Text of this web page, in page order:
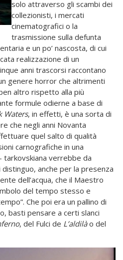
solo attraverso gli scambi dei
collezionisti, i mercati
cinematografici o la
trasmissione sulla defunta
e un po’ nascosta, di cui
realizzazione di un
anni trascorsi raccontano
genere horror che altrimenti
altro rispetto alla più
formule odierne a base di
Waters, in effetti, è una sorta di
che negli anni Novanta
quel salto di qualità
carnografiche in una
tarkovskiana verrebbe da
anche per la presenza
dell’acqua, che il Maestro
del tempo stesso e
Che poi era un pallino di
basti pensare a certi slanci
, del Fulci de L’aldilào del